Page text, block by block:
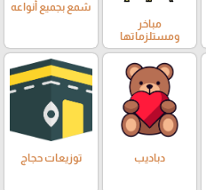
مباخر
ومستلزماتها
شمع بجميع أنواعه
دباديب توزيعات حجاج